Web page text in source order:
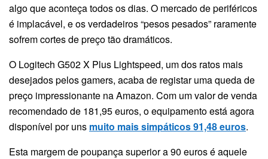
algo que aconteça todos os dias. O mercado de periféricos
é implacável, e os verdadeiros “pesos pesados” raramente
sofrem cortes de preço tão dramáticos.
O Logitech G502 X Plus Lightspeed, um dos ratos mais
desejados pelos gamers, acaba de registar uma queda de
preço impressionante na Amazon. Com um valor de venda
recomendado de 181,95 euros, o equipamento está agora
disponível por uns muito mais simpáticos 91,48 euros.
Esta margem de poupança superior a 90 euros é aquele